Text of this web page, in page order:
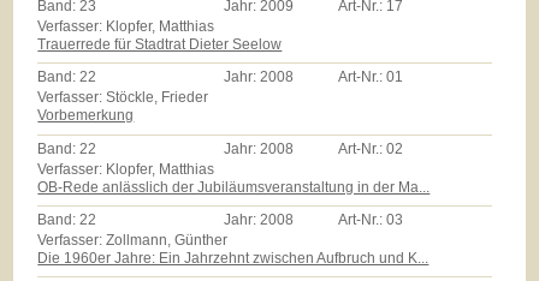
Band: 23 Jahr: 2009 Art-Nr.: 17
Verfasser: Klopfer, Matthias
Trauerrede für Stadtrat Dieter Seelow
Band:22 Jahr:2008 Art-Nr.:01
Verfasser: Stöckle, Frieder
Vorbemerkung
Band: 22 Jahr: 2008 Art-Nr.:02
Verfasser: Klopfer, Matthias
OB-Rede anlässlich der Jubiläumsveranstaltung in der Ma...
Band:22 Jahr:2008 Art-Nr.:03
Verfasser: Zollmann, Günther
Die 1960er Jahre: Ein Jahrzehnt zwischen Aufbruch und K...